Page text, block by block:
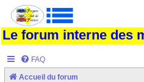
Le forum interne des
FAQ
Accueil du forum